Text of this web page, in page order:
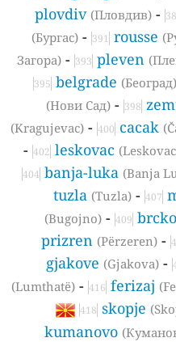
plovdiv(Пловдив) -
(Бургас) -391 rousse
Загора) -393 pleven
395 belgrade(Београд)
(Нови Сад) -398
(Kragujevac) -400 cacak
-402 leskovac
404 banja-luka(Banja
tuzla(Tuzla) -407
(Bugojno) -409 brcko
prizren(Përzeren) -
gjakove(Gjakova) -
(Lumthatë) -416 ferizaj
418 skopje
kumanovo